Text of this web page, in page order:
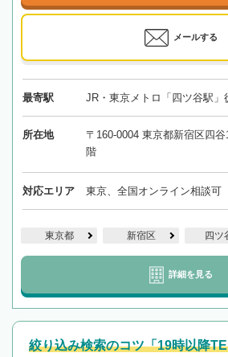
メールする
最寄駅 JR・東京メトロ「四ツ谷駅」
所在地
〒160-0004 東京都新宿区四
階
対応エリア 東京、全国オンライン相談可
東京都 新宿区 四ツ
詳細を見る
絞り込み検索のコツ「19時以降